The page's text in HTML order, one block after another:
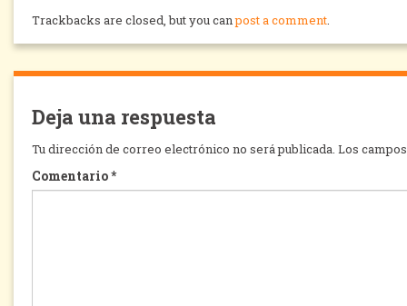
Trackbacks are closed, but you canpost a comment.
Deja una respuesta
Tu dirección de correo electrónico no será publicada. Los
Comentario*